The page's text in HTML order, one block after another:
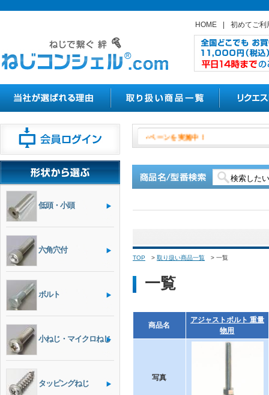
HOME 初めてご利
低頭・小頭
六角穴付
ボルト
小ねじ・マイクロねじ
タッピングねじ
月１日よりやきつかナットの
TOP > 取り扱い商品一覧 > 一覧
一覧
商品名
アジャストボルト 重量
物用
写真